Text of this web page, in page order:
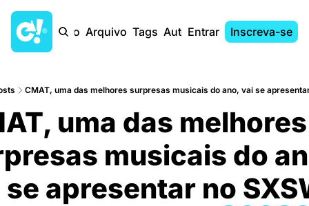
Início Arquivo Tags AutoresEntrar Inscreva-se
CMAT, uma das melhores surpresas musicais do ano, vai se
uma das melhores
musicais do
apresentar no